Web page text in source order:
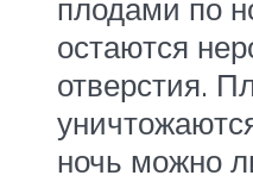
плодами по
остаются
отверстия.
ночь можно